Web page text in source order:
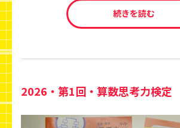
続きを読む
2026・第1回・算数思考力検定